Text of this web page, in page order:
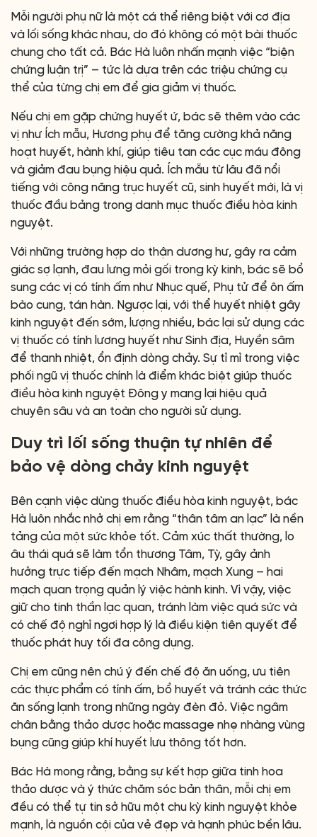
Mỗi người phụ nữ là một cá thể riêng biệt với cơ địa
và lối sống khác nhau, do đó không có một bài thuốc
chung cho tất cả. Bác Hà luôn nhấn mạnh việc “biện
chứng luận trị” – tức là dựa trên các triệu chứng cụ
thể của từng chị em để gia giảm vị thuốc.
Nếu chị em gặp chứng huyết ứ, bác sẽ thêm vào các
vị như Ích mẫu, Hương phụ để tăng cường khả năng
hoạt huyết, hành khí, giúp tiêu tan các cục máu đông
và giảm đau bụng hiệu quả. Ích mẫu từ lâu đã nổi
tiếng với công năng trục huyết cũ, sinh huyết mới, là vị
thuốc đầu bảng trong danh mục thuốc điều hòa kinh
nguyệt.
Với những trường hợp do thận dương hư, gây ra cảm
giác sợ lạnh, đau lưng mỏi gối trong kỳ kinh, bác sẽ bổ
sung các vị có tính ấm như Nhục quế, Phụ tử để ôn ấm
bào cung, tán hàn. Ngược lại, với thể huyết nhiệt gây
kinh nguyệt đến sớm, lượng nhiều, bác lại sử dụng các
vị thuốc có tính lương huyết như Sinh địa, Huyền sâm
để thanh nhiệt, ổn định dòng chảy. Sự tỉ mỉ trong việc
phối ngũ vị thuốc chính là điểm khác biệt giúp thuốc
điều hòa kinh nguyệt Đông y mang lại hiệu quả
chuyên sâu và an toàn cho người sử dụng.
Duy trì lối sống thuận tự nhiên để
bảo vệ dòng chảy kinh nguyệt
Bên cạnh việc dùng thuốc điều hòa kinh nguyệt, bác
Hà luôn nhắc nhở chị em rằng “thân tâm an lạc” là nền
tảng của một sức khỏe tốt. Cảm xúc thất thường, lo
âu thái quá sẽ làm tổn thương Tâm, Tỳ, gây ảnh
hưởng trực tiếp đến mạch Nhâm, mạch Xung – hai
mạch quan trọng quản lý việc hành kinh. Vì vậy, việc
giữ cho tinh thần lạc quan, tránh làm việc quá sức và
có chế độ nghỉ ngơi hợp lý là điều kiện tiên quyết để
thuốc phát huy tối đa công dụng.
Chị em cũng nên chú ý đến chế độ ăn uống, ưu tiên
các thực phẩm có tính ấm, bổ huyết và tránh các thức
ăn sống lạnh trong những ngày đèn đỏ. Việc ngâm
chân bằng thảo dược hoặc massage nhẹ nhàng vùng
bụng cũng giúp khí huyết lưu thông tốt hơn.
Bác Hà mong rằng, bằng sự kết hợp giữa tinh hoa
thảo dược và ý thức chăm sóc bản thân, mỗi chị em
đều có thể tự tin sở hữu một chu kỳ kinh nguyệt khỏe
mạnh, là nguồn cội của vẻ đẹp và hạnh phúc bền lâu.